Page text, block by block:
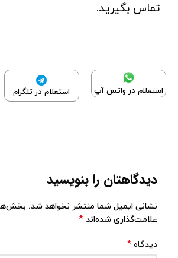
تماس بگیرید.
استعلام در واتس آپ استعلام در تلگرام
دیدگاهتان را بنویسید
نشانی ایمیل شما منتشر نخواهد شد.
علامت‌گذاری شده‌اند *
دیدگاه *